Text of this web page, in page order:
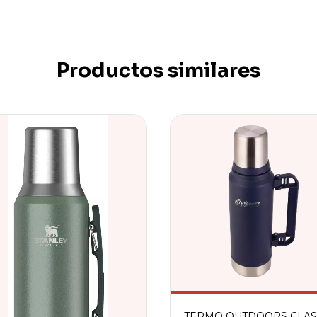
Productos similares